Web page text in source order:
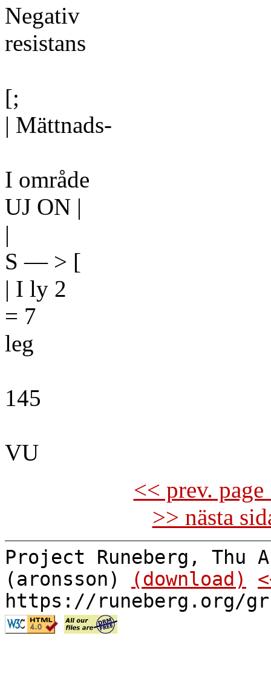
Negativ
resistans
[;
| Mättnads-
I område
UJ ON |
|
S — > [
| I ly 2
= 7
leg
145
VU
<< prev.
>> nästa
Project Runeberg, Thu
(aronsson)
(download)
https://runeberg.org/